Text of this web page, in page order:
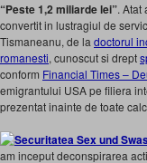
“Peste 1,2 miliarde lei”. Atat
convertit in lustragiul de
Tismaneanu, de la doctorul
romanesti, cunoscut si drept
conform Financial Times –
emigrantului USA pe filiera
prezentat inainte de toate
am inceput deconspirarea